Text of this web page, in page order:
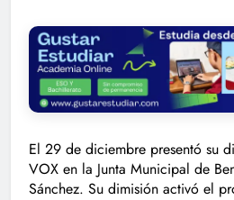
El 29 de diciembre presentó su
VOX en la Junta Municipal de
Sánchez. Su dimisión activó el